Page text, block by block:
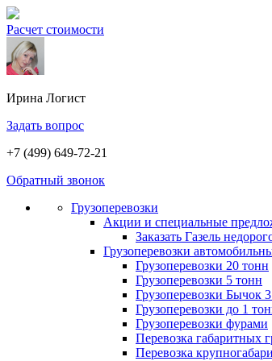
Расчет стоимости
Ирина Логист
Задать вопрос
+7 (499) 649-72-21
Обратный звонок
Грузоперевозки
Акции и специальные
Заказать Газель
Грузоперевозки
Грузоперевозки 20 тонн
Грузоперевозки 5 тонн
Грузоперевозки Бычок
Грузоперевозки до 1
Грузоперевозки фурами
Перевозка габаритных
Перевозка